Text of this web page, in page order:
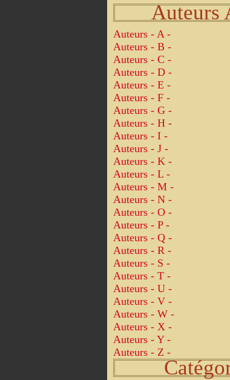
Auteurs
Auteurs - A -
Auteurs - B -
Auteurs - C -
Auteurs - D -
Auteurs - E -
Auteurs - F -
Auteurs - G -
Auteurs - H -
Auteurs - I -
Auteurs - J -
Auteurs - K -
Auteurs - L -
Auteurs - M -
Auteurs - N -
Auteurs - O -
Auteurs - P -
Auteurs - Q -
Auteurs - R -
Auteurs - S -
Auteurs - T -
Auteurs - U -
Auteurs - V -
Auteurs - W -
Auteurs - X -
Auteurs - Y -
Auteurs - Z -